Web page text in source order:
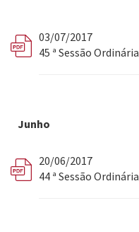
03/07/2017
45 ª Sessão Ordinária
Junho
20/06/2017
44 ª Sessão Ordinária